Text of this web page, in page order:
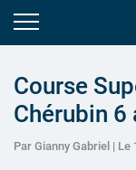
Course
Chérubin 6
Par Gianny Gabriel | Le